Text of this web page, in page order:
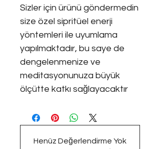
Sizler için ürünü göndermedin
size özel sipritüel enerji
yöntemleri ile uyumlama
yapılmaktadır, bu saye de
dengelenmenize ve
meditasyonunuza büyük
ölçütte katkı sağlayacaktır
Henüz Değerlendirme Yok